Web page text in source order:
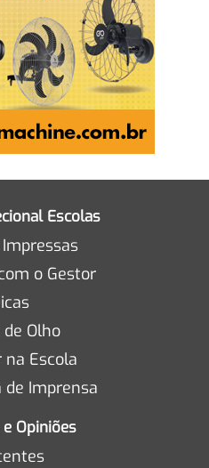
Escolas
o Gestor
de Olho
na Escola
de Imprensa
Opiniões